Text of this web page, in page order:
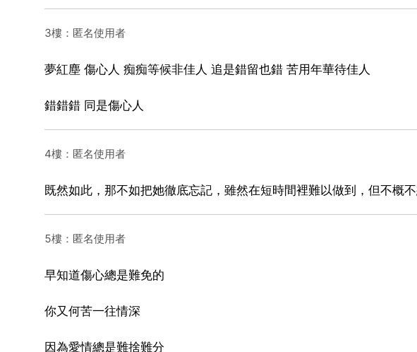
3樓：匿名使用者
夢紅塵 傷心人 痴痴等候非佳人 追是錯留也錯 苦用年華待佳人
錯錯錯 同是傷心人
4樓：匿名使用者
既然如此，那不如把她徹底忘記，雖然在短時間裡難以做到，但不概
5樓：匿名使用者
早知道傷心總是難免的
你又何苦一往情深
因為愛情總是難捨難分